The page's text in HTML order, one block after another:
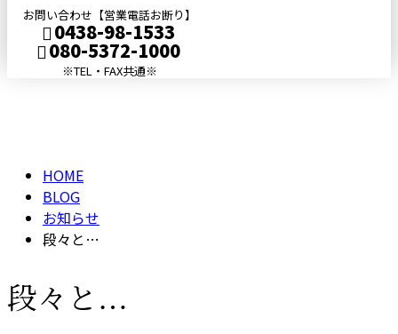
お問い合わせ【営業電話お断り】
0438-98-1533
080-5372-1000
※TEL・FAX共通※
HOME
BLOG
お知らせ
段々と…
段々と…